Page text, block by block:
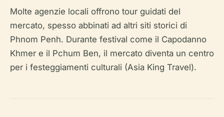
Molte agenzie locali offrono tour guidati del
mercato, spesso abbinati ad altri siti storici di
Phnom Penh. Durante festival come il Capodanno
Khmer e il Pchum Ben, il mercato diventa un centro
per i festeggiamenti culturali (Asia King Travel).